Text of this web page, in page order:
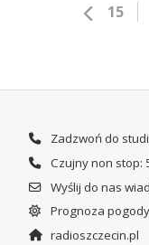
15
Zadzwoń do
Czujny non stop:
Wyślij do nas
Prognoza pogody
radioszczecin.pl